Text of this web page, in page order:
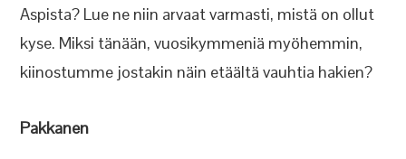
Aspista? Lue ne niin arvaat varmasti, mistä on ollut
kyse. Miksi tänään, vuosikymmeniä myöhemmin,
kiinostumme jostakin näin etäältä vauhtia hakien?
Pakkanen